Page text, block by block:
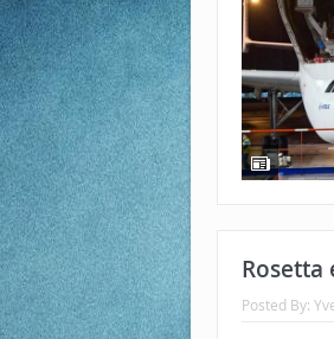
Rosetta
Posted By: